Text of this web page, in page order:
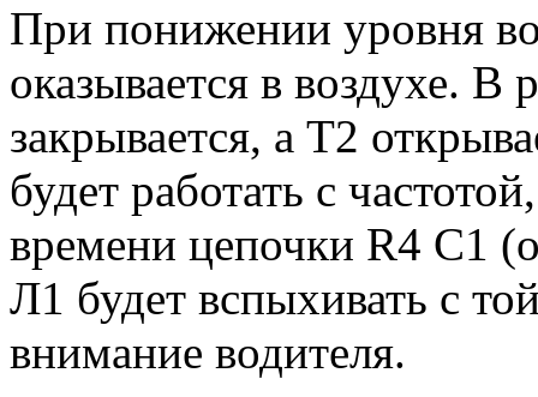
При понижении уровня
оказывается в воздухе. В
закрывается, а Т2
будет работать с
времени цепочки R4 С1
Л1 будет вспыхивать с
внимание водителя.